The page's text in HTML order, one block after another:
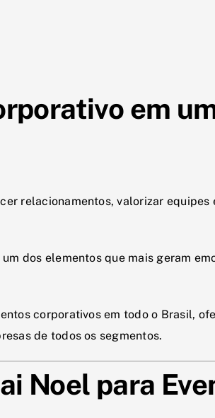
em
relacionamentos, valorizar
dos elementos que mais geram
corporativos em todo o Brasil,
de todos os segmentos.
Noel para